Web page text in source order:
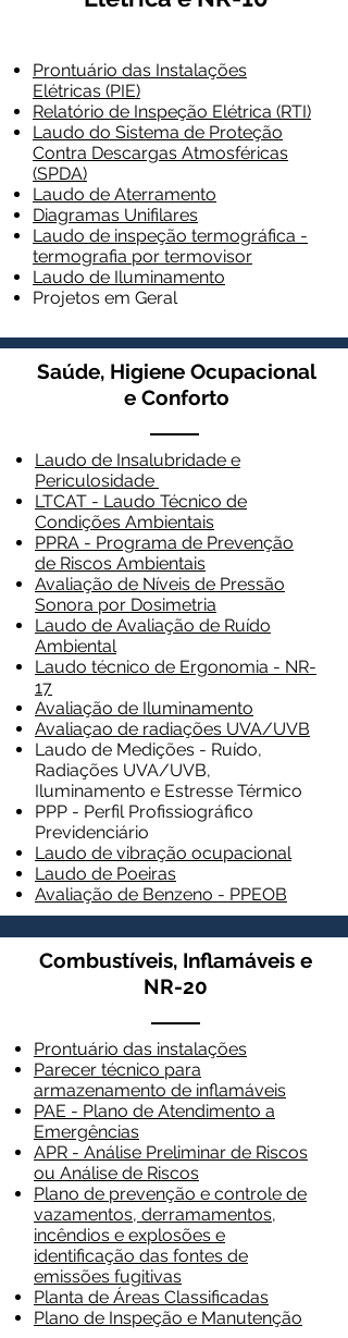
Prontuário das Instalações
Elétricas (PIE)
Relatório de Inspeção Elétrica (RTI)
Laudo do Sistema de Proteção
Contra Descargas Atmosféricas
(SPDA)
Laudo de Aterramento
Diagramas Unifilares
Laudo de inspeção termográfica -
termografia por termovisor
Laudo de Iluminamento
Projetos em Geral
Saúde, Higiene Ocupacional
e Conforto
Laudo de Insalubridade e
Periculosidade
LTCAT - Laudo Técnico de
Condições Ambientais
PPRA - Programa de Prevenção
de Riscos Ambientais
Avaliação de Níveis de Pressão
Sonora por Dosimetria
Laudo de Avaliação de Ruído
Ambiental
Laudo técnico de Ergonomia - NR-
17
Avaliação de Iluminamento
Avaliaçao de radiações UVA/UVB
Laudo de Medições - Ruído,
Radiações UVA/UVB,
Iluminamento e Estresse Térmico
PPP - Perfil Profissiográfico
Previdenciário
Laudo de vibração ocupacional
Laudo de Poeiras
Avaliação de Benzeno - PPEOB
Combustíveis, Inflamáveis e
NR-20
Prontuário das instalações
Parecer técnico para
armazenamento de inflamáveis
PAE - Plano de Atendimento a
Emergências
APR - Análise Preliminar de Riscos
ou Análise de Riscos
Plano de prevenção e controle de
vazamentos, derramamentos,
incêndios e explosões e
identificação das fontes de
emissões fugitivas
Planta de Áreas Classificadas
Plano de Inspeção e Manutenção